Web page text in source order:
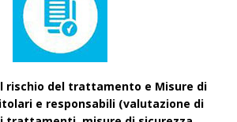
rischio del trattamento e Misure di
e responsabili (valutazione di